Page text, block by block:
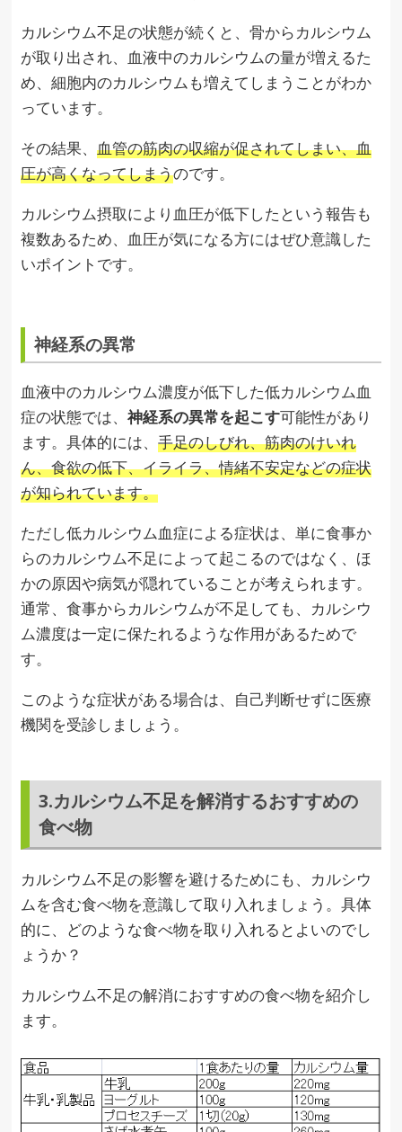
カルシウム不足の状態が続くと、骨からカルシウム
が取り出され、血液中のカルシウムの量が増えるた
め、細胞内のカルシウムも増えてしまうことがわか
っています。
その結果、血管の筋肉の収縮が促されてしまい、血
圧が高くなってしまうのです。
カルシウム摂取により血圧が低下したという報告も
複数あるため、血圧が気になる方にはぜひ意識した
いポイントです。
神経系の異常
血液中のカルシウム濃度が低下した低カルシウム血
症の状態では、神経系の異常を起こす可能性があり
ます。具体的には、手足のしびれ、筋肉のけいれ
ん、食欲の低下、イライラ、情緒不安定などの症状
が知られています。
ただし低カルシウム血症による症状は、単に食事か
らのカルシウム不足によって起こるのではなく、ほ
かの原因や病気が隠れていることが考えられます。
通常、食事からカルシウムが不足しても、カルシウ
ム濃度は一定に保たれるような作用があるためで
す。
このような症状がある場合は、自己判断せずに医療
機関を受診しましょう。
3.カルシウム不足を解消するおすすめの
食べ物
カルシウム不足の影響を避けるためにも、カルシウ
ムを含む食べ物を意識して取り入れましょう。具体
的に、どのような食べ物を取り入れるとよいのでし
ょうか？
カルシウム不足の解消におすすめの食べ物を紹介し
ます。